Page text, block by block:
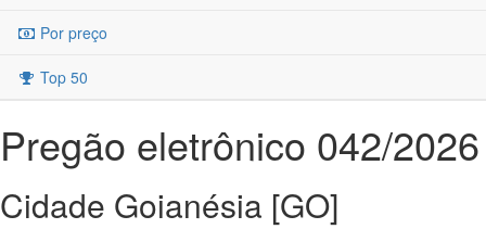
Por preço
Top 50
Pregão eletrônico 042/2026
Cidade Goianésia [GO]